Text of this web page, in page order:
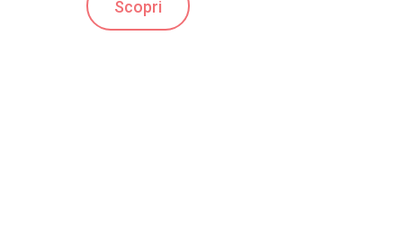
Scopri